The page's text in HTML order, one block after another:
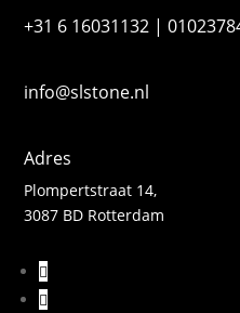
+31 6 16031132 |
info@slstone.nl
Adres
Plompertstraat 14,
3087 BD Rotterdam